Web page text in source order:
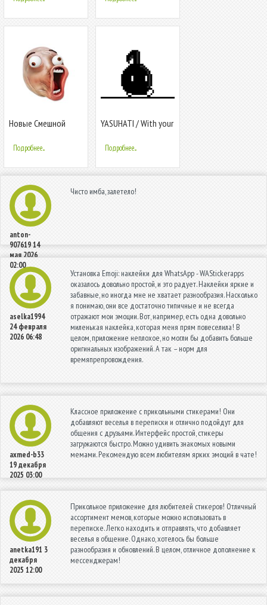
Новые Смешной
WhatsApp
WAStickerApps
Подробнее...
YASUHATI / With your
Подробнее...
anton-
90761914
мая 2026
02:00
Чисто имба, залетело!
aselka1994
24 февраля
2026 06:48
Установка Emoji: наклейки для WhatsApp - WAStickerapps
оказалось довольно простой, и это радует. Наклейки яркие и
забавные, но иногда мне не хватает разнообразия. Насколько
я понимаю, они все достаточно типичные и не всегда
отражают мои эмоции. Вот, например, есть одна довольно
миленькая наклейка, которая меня прям повеселила! В
целом, приложение неплохое, но могли бы добавить больше
оригинальных изображений. А так – норм для
времяпрепровождения.
axmed-b33
19 декабря
2025 03:00
Классное приложение с прикольными стикерами! Они
добавляют веселья в переписки и отлично подойдут для
общения с друзьями. Интерфейс простой, стикеры
загружаются быстро. Можно удивить знакомых новыми
мемами. Рекомендую всем любителям ярких эмоций в чате!
anetka191 3
декабря
2025 12:00
Прикольное приложение для любителей стикеров! Отличный
ассортимент мемов, которые можно использовать в
переписке. Легко находить и отправлять, что добавляет
веселья в общение. Однако, хотелось бы больше
разнообразия и обновлений. В целом, отличное дополнение к
мессенджерам!